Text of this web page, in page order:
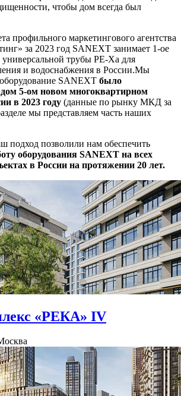
чтобы дом всегда был
профильного маркетингового агентства
за 2023 год SANEXT занимает 1-ое
трубы PE-Xa для
и водоснабжения в России.Мы
SANEXT было
5-ом новом многоквартирном
в 2023 году (данные по рынку МКД за
мы представляем часть наших
подход позволили нам обеспечить
оборудования SANEXT на всех
в России на протяжении 20 лет.
«РЕКА» IV